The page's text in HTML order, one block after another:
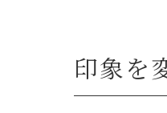
印象を